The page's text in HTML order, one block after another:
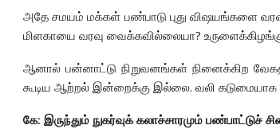
அதே சமயம் மக்கள் பண்பாடு புது விஷயங்களை
மிளகாயை வரவு வைக்கவில்லையா?
ஆனால் பன்னாட்டு நிறுவனங்கள் நினைக்கிற
கூடிய ஆற்றல் இன்றைக்கு இல்லை. வலி கடுமையாக
கே: இருந்தும் நுகர்வுக் கலாச்சாரமும்